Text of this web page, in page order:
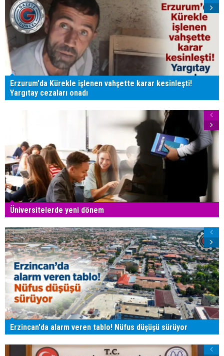
Erzurum'da Kürekle işlenen vahşette karar kesinleşti!
Yargıtay cezaları onadı
Üniversitelerde yeni dönem
Erzincan'da alarm veren tablo! Nüfus düşüşü sürüyor